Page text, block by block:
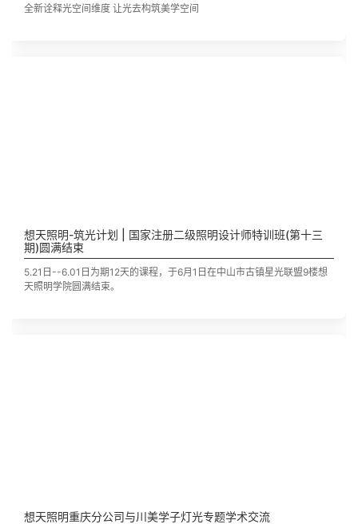
全新诠释光空间维度 让光去构筑美学空间
想天照明-筑光计划 | 国家注册二级照明设计师特训班(第十三
期)圆满结束
5.21日--6.01日为期12天的课程，于6月1日在中山市古镇星光联盟9楼想
天照明学院圆满结束。
想天照明重庆分公司与川美学子灯光专题学术交流